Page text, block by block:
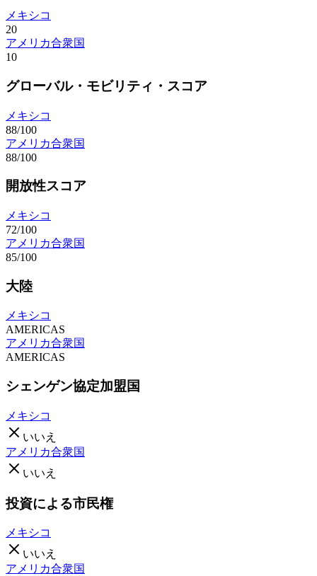
メキシコ
20
アメリカ合衆国
10
グローバル・モビリティ・スコア
メキシコ
88/100
アメリカ合衆国
88/100
開放性スコア
メキシコ
72/100
アメリカ合衆国
85/100
大陸
メキシコ
AMERICAS
アメリカ合衆国
AMERICAS
シェンゲン協定加盟国
メキシコ
いいえ
アメリカ合衆国
いいえ
投資による市民権
メキシコ
いいえ
アメリカ合衆国